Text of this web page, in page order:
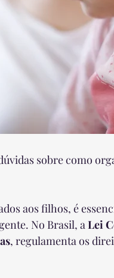
sobre como
aos filhos, é
No Brasil, a Lei
, regulamenta os